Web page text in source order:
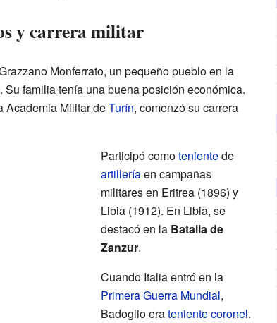
y carrera militar
Monferrato, un pequeño pueblo en la
Su familia tenía una buena posición económica.
Academia Militar deTurín, comenzó su carrera
Participó comotenientede
artilleríaen campañas
militares en Eritrea (1896) y
Libia (1912). En Libia, se
destacó en la Batalla de
Zanzur.
Cuando Italia entró en la
Primera Guerra Mundial,
Badoglio erateniente coronel.